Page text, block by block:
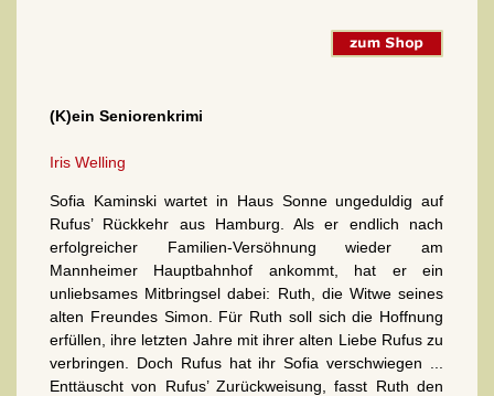
(K)ein Seniorenkrimi
Iris Welling
Sofia Kaminski wartet in Haus Sonne ungeduldig auf
Rufus’ Rückkehr aus Hamburg. Als er endlich nach
erfolgreicher Familien-Versöhnung wieder am
Mannheimer Hauptbahnhof ankommt, hat er ein
unliebsames Mitbringsel dabei: Ruth, die Witwe seines
alten Freundes Simon. Für Ruth soll sich die Hoffnung
erfüllen, ihre letzten Jahre mit ihrer alten Liebe Rufus zu
verbringen. Doch Rufus hat ihr Sofia verschwiegen ...
Enttäuscht von Rufus’ Zurückweisung, fasst Ruth den